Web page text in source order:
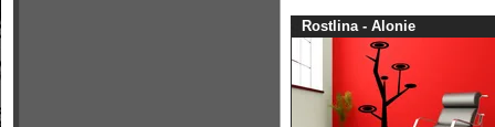
Rostlina - Alonie